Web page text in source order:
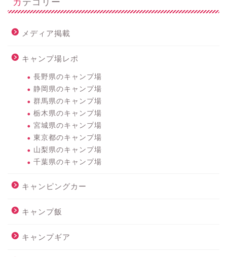
メディア掲載
キャンプ場レポ
長野県のキャンプ場
静岡県のキャンプ場
群馬県のキャンプ場
栃木県のキャンプ場
宮城県のキャンプ場
東京都のキャンプ場
山梨県のキャンプ場
千葉県のキャンプ場
キャンピングカー
キャンプ飯
キャンプギア